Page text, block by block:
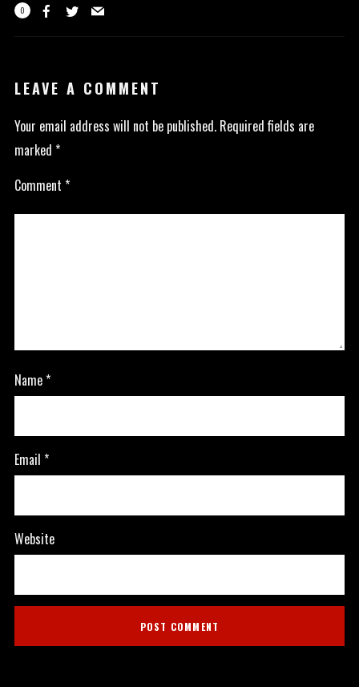
0
LEAVE A COMMENT
Your email address will not be published. Required fields are
marked *
Comment *
Name*
Email *
Website